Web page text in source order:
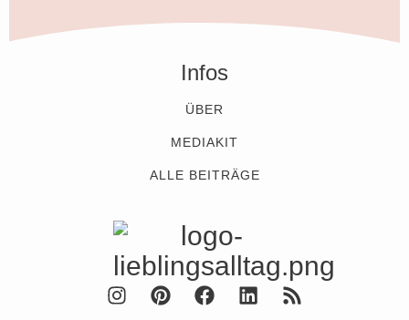
Infos
ÜBER
MEDIAKIT
ALLE BEITRÄGE